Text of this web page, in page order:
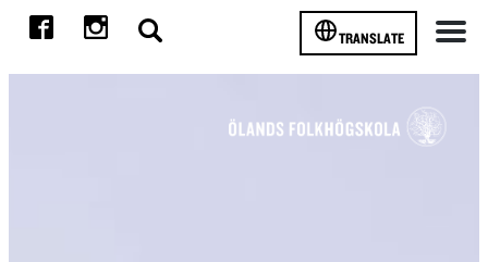
TRANSLATE